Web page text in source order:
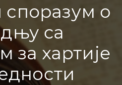
споразум о
са
за хартије